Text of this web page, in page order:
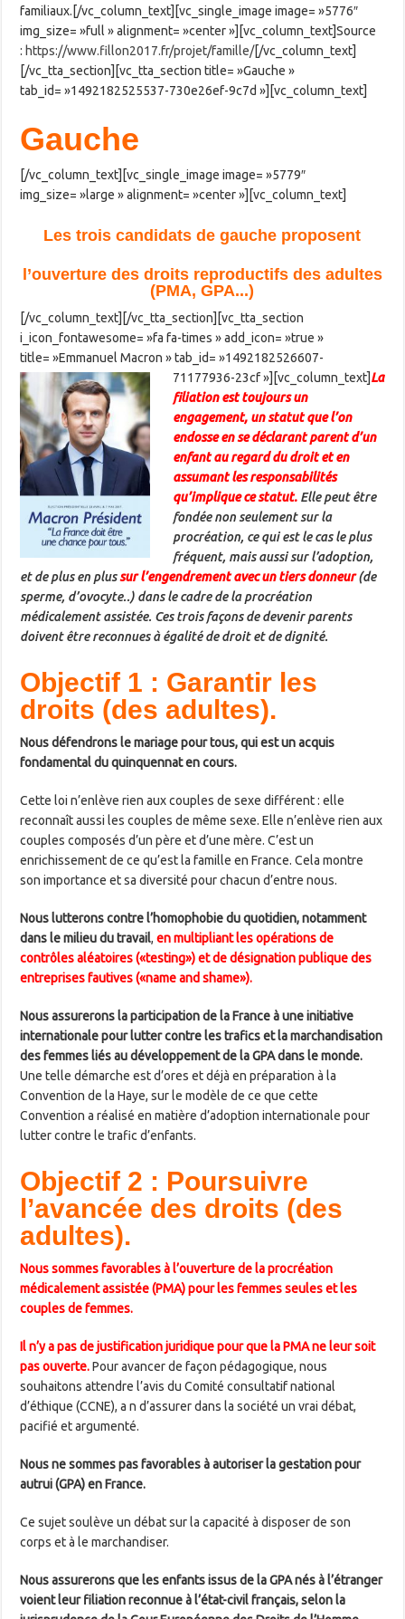
familiaux.[/vc_column_text][vc_single_image image= »5776″
img_size= »full » alignment= »center »][vc_column_text]Source
: https://www.fillon2017.fr/projet/famille/[/vc_column_text]
[/vc_tta_section][vc_tta_section title= »Gauche »
tab_id= »1492182525537-730e26ef-9c7d »][vc_column_text]
Gauche
[/vc_column_text][vc_single_image image= »5779″
img_size= »large » alignment= »center »][vc_column_text]
Les trois candidats de gauche proposent
l’ouverture des droits reproductifs des adultes
(PMA, GPA...)
[/vc_column_text][/vc_tta_section][vc_tta_section
i_icon_fontawesome= »fa fa-times » add_icon= »true »
title= »Emmanuel Macron » tab_id= »1492182526607-
71177936-23cf »][vc_column_text]La
filiation est toujours un
engagement, un statut que l’on
endosse en se déclarant parent d’un
enfant au regard du droit et en
assumant les responsabilités
qu’implique ce statut. Elle peut être
fondée non seulement sur la
procréation, ce qui est le cas le plus
fréquent, mais aussi sur l’adoption,
et de plus en plussur l’engendrement avec un tiers donneur (de
sperme, d’ovocyte..) dans le cadre de la procréation
médicalement assistée. Ces trois façons de devenir parents
doivent être reconnues à égalité de droit et de dignité.
Objectif 1 : Garantir les
droits (des adultes).
Nous défendrons le mariage pour tous, qui est un acquis
fondamental du quinquennat en cours.
Cette loi n’enlève rien aux couples de sexe différent : elle
reconnaît aussi les couples de même sexe. Elle n’enlève rien aux
couples composés d’un père et d’une mère. C’est un
enrichissement de ce qu’est la famille en France. Cela montre
son importance et sa diversité pour chacun d’entre nous.
Nous lutterons contre l’homophobie du quotidien, notamment
dans le milieu du travail,en multipliant les opérations de
contrôles aléatoires («testing») et de désignation publique des
entreprises fautives («name and shame»).
Nous assurerons la participation de la France à une initiative
internationale pour lutter contre les trafics et la marchandisation
des femmes liés au développement de la GPA dans le monde.
Une telle démarche est d’ores et déjà en préparation à la
Convention de la Haye, sur le modèle de ce que cette
Convention a réalisé en matière d’adoption internationale pour
lutter contre le trafic d’enfants.
Objectif 2 : Poursuivre
l’avancée des droits (des
adultes).
Nous sommes favorables à l’ouverture de la procréation
médicalement assistée (PMA) pour les femmes seules et les
couples de femmes.
Il n’y a pas de justification juridique pour que la PMA ne leur soit
pas ouverte.Pour avancer de façon pédagogique, nous
souhaitons attendre l’avis du Comité consultatif national
d’éthique (CCNE), a n d’assurer dans la société un vrai débat,
pacifié et argumenté.
Nous ne sommes pas favorables à autoriser la gestation pour
autrui (GPA) en France.
Ce sujet soulève un débat sur la capacité à disposer de son
corps et à le marchandiser.
Nous assurerons que les enfants issus de la GPA nés à l’étranger
voient leur filiation reconnue à l’état-civil français, selon la